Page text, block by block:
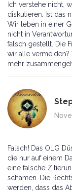
Ich verstehe nicht,
diskutieren. Ist das
Wir leben in einer
nicht in
falsch gestellt. Die
wir alle vermeiden?
mehr
Falsch! Das OLG
die nur auf einem
eine falsche
schämen. Die
werden, dass das